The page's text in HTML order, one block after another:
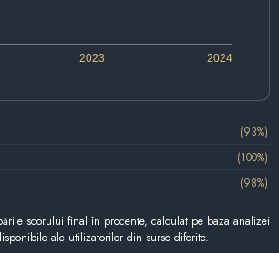
2023 2024
(93%)
(100%)
(98%)
scorului final în procente, calculat pe baza analizei
ale utilizatorilor din surse diferite.